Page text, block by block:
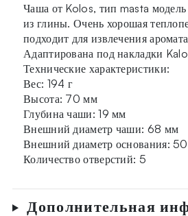
Чаша от Kolos, тип masta модель
из глины. Очень хорошая
подходит для извлечения
Адаптирована под накладки
Технические характеристики:
Вес: 194 г
Высота: 70 мм
Глубина чаши: 19 мм
Внешний диаметр чаши: 68 мм
Внешний диаметр основания:
Количество отверстий: 5
Дополнительная